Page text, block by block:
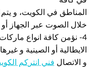
المناطق في الكويت، و
خلال الصوت عبر الجهاز أو
4- نؤمن كافة انواع
الايطالية أو الصينية و
و الاتصال فني انتركم